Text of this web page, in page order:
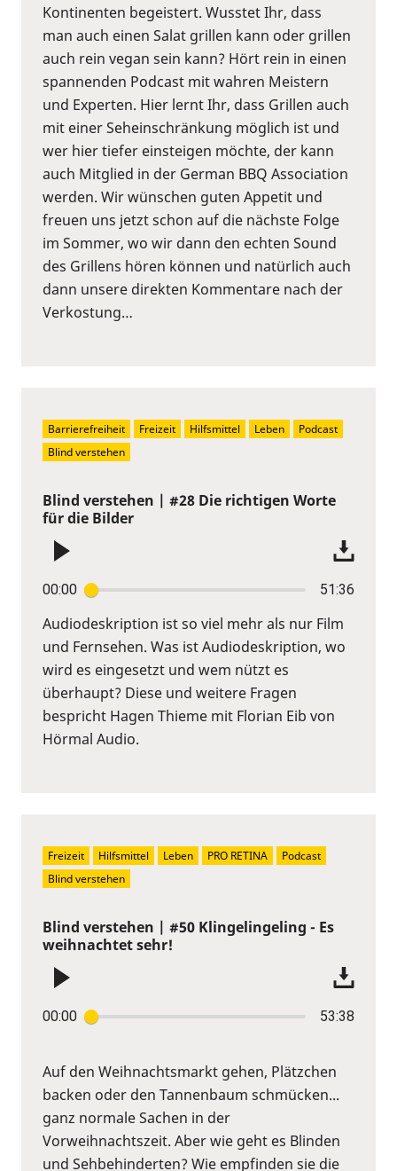
Kontinenten begeistert. Wusstet Ihr, dass
man auch einen Salat grillen kann oder grillen
auch rein vegan sein kann? Hört rein in einen
spannenden Podcast mit wahren Meistern
und Experten. Hier lernt Ihr, dass Grillen auch
mit einer Seheinschränkung möglich ist und
wer hier tiefer einsteigen möchte, der kann
auch Mitglied in der German BBQ Association
werden. Wir wünschen guten Appetit und
freuen uns jetzt schon auf die nächste Folge
im Sommer, wo wir dann den echten Sound
des Grillens hören können und natürlich auch
dann unsere direkten Kommentare nach der
Verkostung…
Blind verstehen | #28 Die richtigen Worte
für die Bilder
00:00 51:36
Audiodeskription ist so viel mehr als nur Film
und Fernsehen. Was ist Audiodeskription, wo
wird es eingesetzt und wem nützt es
überhaupt? Diese und weitere Fragen
bespricht Hagen Thieme mit Florian Eib von
Hörmal Audio.
Barrierefreiheit Freizeit Hilfsmittel Leben
Podcast
Blind verstehen
Blind verstehen | #50 Klingelingeling - Es
weihnachtet sehr!
00:00 53:38
Auf den Weihnachtsmarkt gehen, Plätzchen
backen oder den Tannenbaum schmücken...
ganz normale Sachen in der
Vorweihnachtszeit. Aber wie geht es Blinden
und Sehbehinderten? Wie empfinden sie die
Freizeit Hilfsmittel Leben PRO RETINA
Podcast
Blind verstehen